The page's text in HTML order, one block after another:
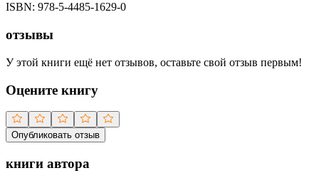
ISBN: 978-5-4485-1629-0
отзывы
У этой книги ещё нет отзывов, оставьте свой отзыв первым!
Оцените книгу
Опубликовать отзыв
книги автора